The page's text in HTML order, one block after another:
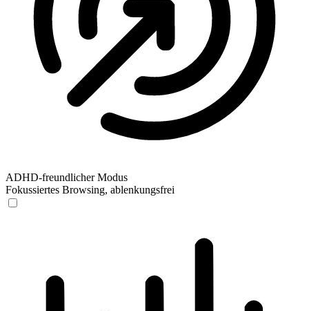
ADHD-freundlicher Modus
Fokussiertes Browsing, ablenkungsfrei